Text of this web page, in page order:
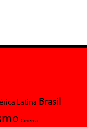
Latina Brasil
Cinema